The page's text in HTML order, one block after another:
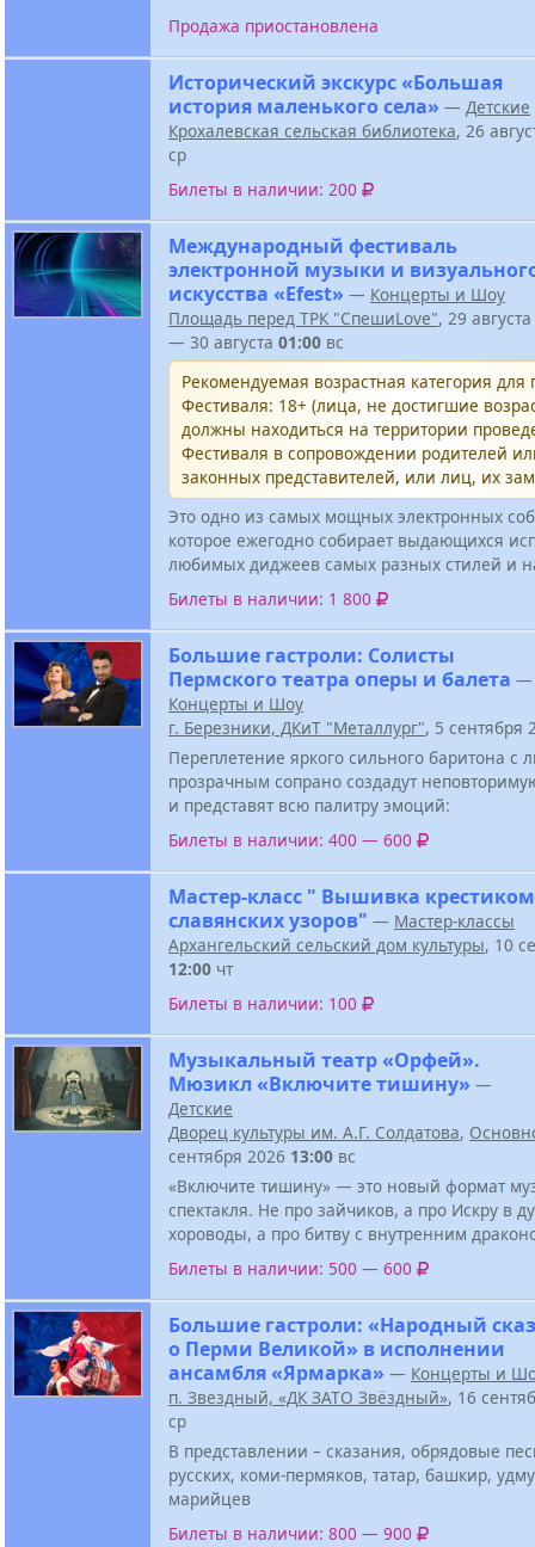
Продажа приостановлена
Исторический экскурс «Большая
история маленького села» — Детские
Крохалевская сельская библиотека, 26
ср
Билеты в наличии: 200
Международный фестиваль
электронной музыки и
искусства «Efest» — Концерты и Шоу
Площадь перед ТРК "СпешиLove", 29
— 30 августа 01:00 вс
Рекомендуемая возрастная категория
Фестиваля: 18+ (лица, не достигшие
должны находиться на территории
Фестиваля в сопровождении родителей
законных представителей, или лиц, их
Это одно из самых мощных электронных
которое ежегодно собирает выдающихся
любимых диджеев самых разных стилей и
Билеты в наличии: 1 800
Большие гастроли: Солисты
Пермского театра оперы и балета —
Концерты и Шоу
г. Березники, ДКиТ "Металлург", 5 сентября
Переплетение яркого сильного баритона с
прозрачным сопрано создадут
и представят всю палитру эмоций:
Билеты в наличии: 400 — 600
Мастер-класс " Вышивка крестиком
славянских узоров" — Мастер-классы
Архангельский сельский дом культуры, 10
12:00 чт
Билеты в наличии: 100
Музыкальный театр «Орфей».
Мюзикл «Включите тишину» —
Детские
Дворец культуры им. А.Г. Солдатова,
сентября 2026 13:00 вс
«Включите тишину» — это новый формат
спектакля. Не про зайчиков, а про Искру в
хороводы, а про битву с внутренним
Билеты в наличии: 500 — 600
Большие гастроли: «Народный сказ
о Перми Великой» в исполнении
ансамбля «Ярмарка» — Концерты и
п. Звездный, «ДК ЗАТО Звёздный», 16
ср
В представлении – сказания, обрядовые
русских, коми-пермяков, татар, башкир,
марийцев
Билеты в наличии: 800 — 900